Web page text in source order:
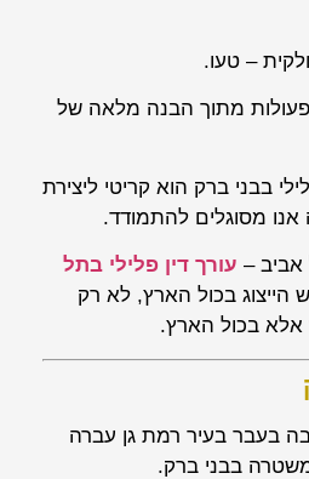
– טעו.
מתוך הבנה מלאה של
בבני ברק הוא קריטי ליצירת
מסוגלים להתמודד.
אביב – עורך דין פלילי בתל
הייצוג בכול הארץ, לא רק
אלא בכול הארץ.
בעבר בעיר רמת גן עברה